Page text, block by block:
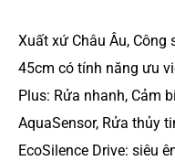
Xuất xứ Châu Âu,
45cm có tính năng ưu
Plus: Rửa nhanh, Cảm
AquaSensor, Rửa thủy
EcoSilence Drive: siêu